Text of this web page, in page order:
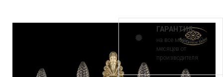
ГАРАНТИЯ
на все модели 30
месяцев от
производителя